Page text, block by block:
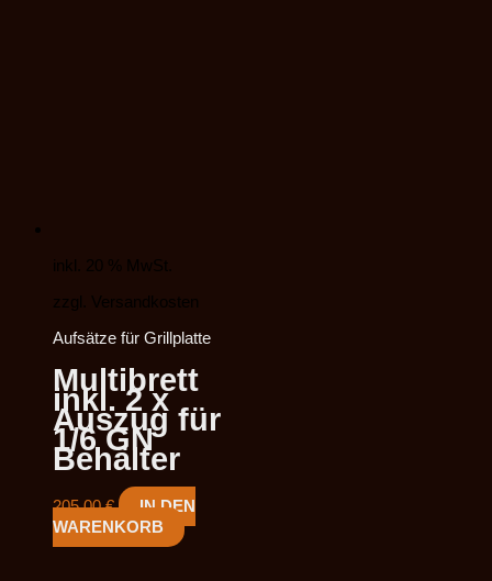
inkl. 20 % MwSt.
zzgl. Versandkosten
Aufsätze für Grillplatte
Multibrett
inkl. 2 x
Auszug für
1/6 GN
Behälter
205,00€
IN DEN
WARENKORB